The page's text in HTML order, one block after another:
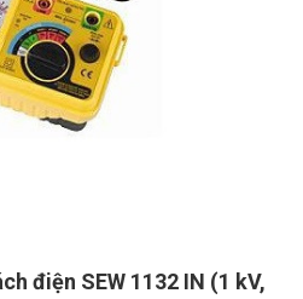
điện SEW 1132 IN (1 kV,